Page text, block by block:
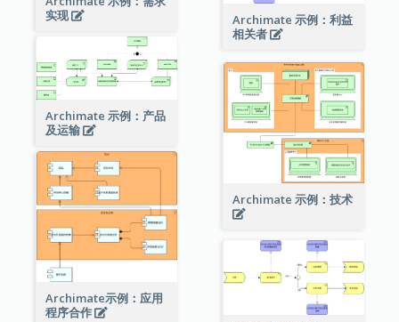
实现
Archimate 示例：利益
相关者
Archimate 示例：产品
及运输
Archimate 示例：技术
Archimate示例：应用
程序合作